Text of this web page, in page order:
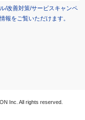
/改善対策/サービスキャンペ
報をご覧いただけます。
Inc. All rights reserved.